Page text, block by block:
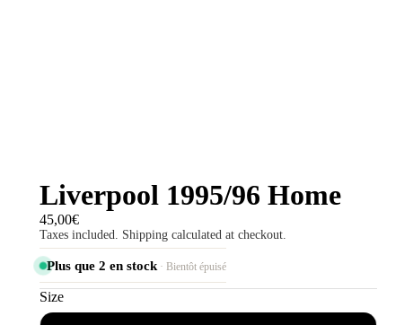
Liverpool 1995/96 Home
45,00€
Taxes included. Shipping calculated at checkout.
Plus que 2 en stock· Bientôt épuisé
Size